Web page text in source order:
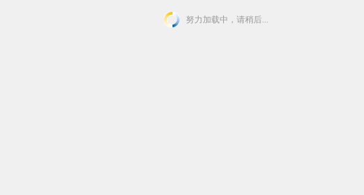
努力加载中，请稍后...